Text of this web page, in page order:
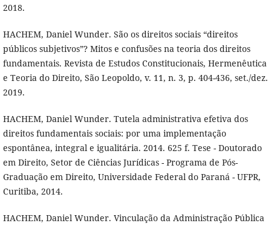
2018.
HACHEM, Daniel Wunder. São os direitos sociais “direitos
públicos subjetivos”? Mitos e confusões na teoria dos direitos
fundamentais. Revista de Estudos Constitucionais, Hermenêutica
e Teoria do Direito, São Leopoldo, v. 11, n. 3, p. 404-436, set./dez.
2019.
HACHEM, Daniel Wunder. Tutela administrativa efetiva dos
direitos fundamentais sociais: por uma implementação
espontânea, integral e igualitária. 2014. 625 f. Tese - Doutorado
em Direito, Setor de Ciências Jurídicas - Programa de Pós-
Graduação em Direito, Universidade Federal do Paraná - UFPR,
Curitiba, 2014.
HACHEM, Daniel Wunder. Vinculação da Administração Pública